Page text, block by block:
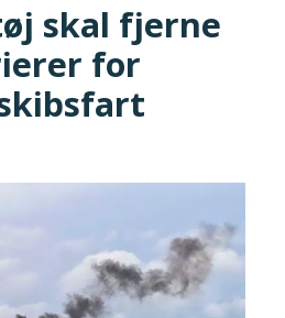
skal fjerne
for